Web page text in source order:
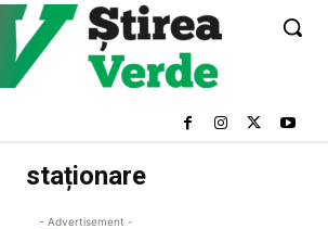
staționare
- Advertisement -